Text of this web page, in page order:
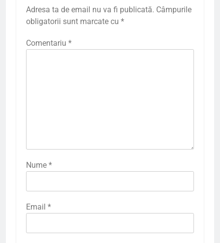
Adresa ta de email nu va fi publicată. Câmpurile
obligatorii sunt marcate cu *
Comentariu *
Nume *
Email *